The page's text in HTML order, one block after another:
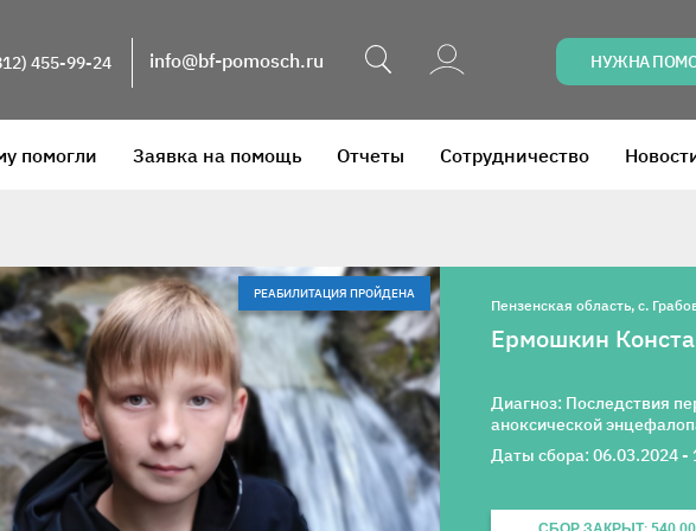
455-99-24 info@bf-pomosch.ru Поиск НУЖНА
помогли Заявка на помощь Отчеты Сотрудничество
РЕАБИЛИТАЦИЯ ПРОЙДЕНА
Пензенская область, с.
Ермошкин
Диагноз: Последствия
аноксической
Даты сбора: 06.03.2024 -
СБОР ЗАКРЫТ: 540